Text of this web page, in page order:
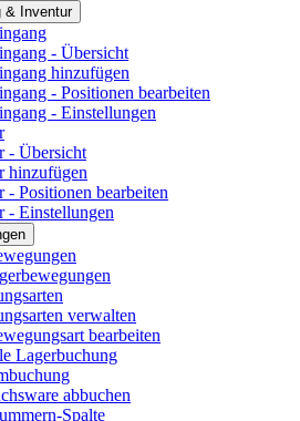
& Inventur
- Übersicht
hinzufügen
- Positionen bearbeiten
- Einstellungen
- Übersicht
hinzufügen
- Positionen bearbeiten
- Einstellungen
verwalten
bearbeiten
Lagerbuchung
abbuchen
Spalte